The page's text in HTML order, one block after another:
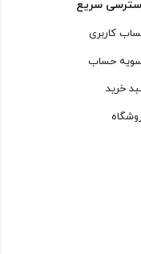
سریع
کاربری
حساب
خرید